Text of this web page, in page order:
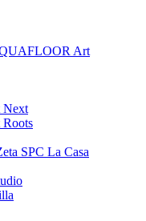
Art
SPC La Casa